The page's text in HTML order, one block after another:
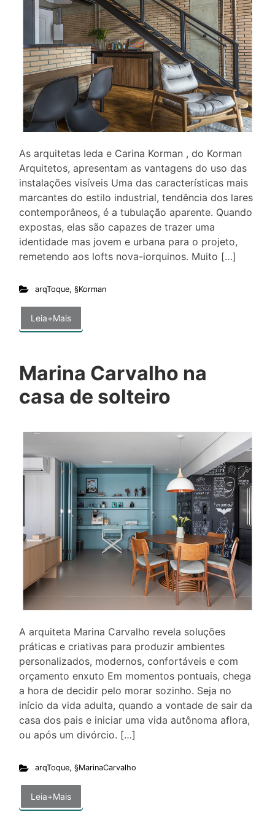
As arquitetas Ieda e Carina Korman , do Korman
Arquitetos, apresentam as vantagens do uso das
instalações visíveis Uma das características mais
marcantes do estilo industrial, tendência dos lares
contemporâneos, é a tubulação aparente. Quando
expostas, elas são capazes de trazer uma
identidade mas jovem e urbana para o projeto,
remetendo aos lofts nova-iorquinos. Muito […]
arqToque, §Korman
Leia+Mais
Marina Carvalho na
casa de solteiro
A arquiteta Marina Carvalho revela soluções
práticas e criativas para produzir ambientes
personalizados, modernos, confortáveis e com
orçamento enxuto Em momentos pontuais, chega
a hora de decidir pelo morar sozinho. Seja no
início da vida adulta, quando a vontade de sair da
casa dos pais e iniciar uma vida autônoma aflora,
ou após um divórcio. […]
arqToque, §MarinaCarvalho
Leia+Mais